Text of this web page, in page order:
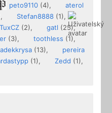
peto9110 (4),
aterol
Stefan8888 (1),
TuxCZ (2), gatl (25),
(3), toothless (1),
(13),
pereira
(1), Zedd (1),